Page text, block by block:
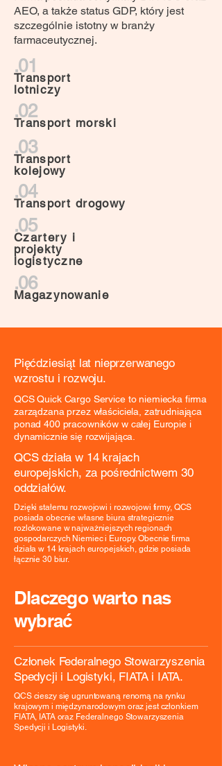
AEO, a także status GDP, który jest
szczególnie istotny w branży
farmaceutycznej.
.01
Transport
lotniczy
.02
Transport morski
.03
Transport
kolejowy
.04
Transport drogowy
.05
Czartery i
projekty
logistyczne
.06
Magazynowanie
Pięćdziesiąt lat nieprzerwanego
wzrostu i rozwoju.
QCS Quick Cargo Service to niemiecka firma
zarządzana przez właściciela, zatrudniająca
ponad 400 pracowników w całej Europie i
dynamicznie się rozwijająca.
QCS działa w 14 krajach
europejskich, za pośrednictwem 30
oddziałów.
Dzięki stałemu rozwojowi i rozwojowi firmy, QCS
posiada obecnie własne biura strategicznie
rozlokowane w najważniejszych regionach
gospodarczych Niemiec i Europy. Obecnie firma
działa w 14 krajach europejskich, gdzie posiada
łącznie 30 biur.
Dlaczego warto nas
wybrać
Członek Federalnego Stowarzyszenia
Spedycji i Logistyki, FIATA i IATA.
QCS cieszy się ugruntowaną renomą na rynku
krajowym i międzynarodowym oraz jest członkiem
FIATA, IATA oraz Federalnego Stowarzyszenia
Spedycji i Logistyki.